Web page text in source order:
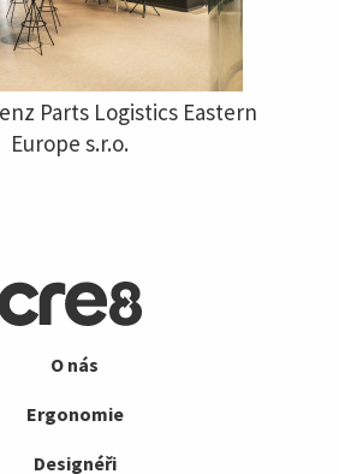
Parts Logistics Eastern
Europe s.r.o.
O nás
Ergonomie
Designéři